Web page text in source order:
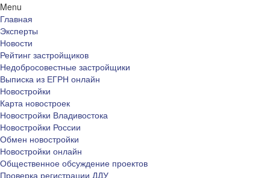
Menu
Главная
Эксперты
Новости
Рейтинг застройщиков
Недобросовестные застройщики
Выписка из ЕГРН онлайн
Новостройки
Карта новостроек
Новостройки Владивостока
Новостройки России
Обмен новостройки
Новостройки онлайн
Общественное обсуждение проектов
Проверка регистрации ДДУ